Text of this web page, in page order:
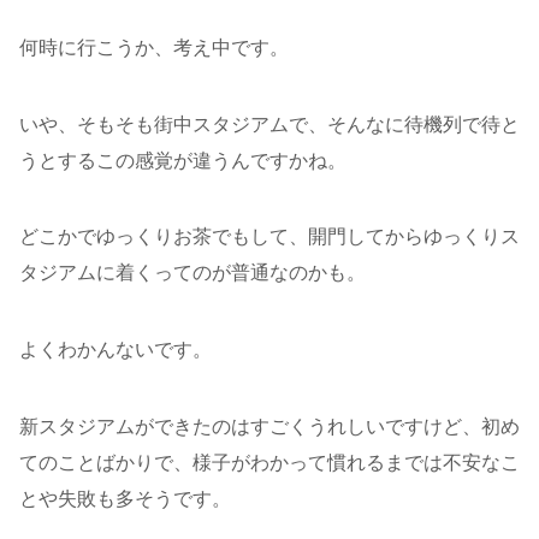
何時に行こうか、考え中です。
いや、そもそも街中スタジアムで、そんなに待機列で待と
うとするこの感覚が違うんですかね。
どこかでゆっくりお茶でもして、開門してからゆっくりス
タジアムに着くってのが普通なのかも。
よくわかんないです。
新スタジアムができたのはすごくうれしいですけど、初め
てのことばかりで、様子がわかって慣れるまでは不安なこ
とや失敗も多そうです。